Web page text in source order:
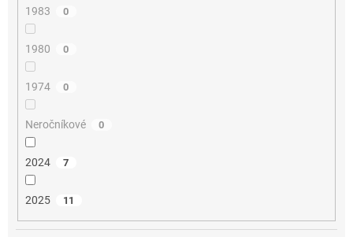
1983 0
1980 0
1974 0
Neročníkové 0
2024 7
2025 11